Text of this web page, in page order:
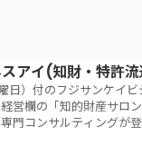
アイ(知財・特許流
）付のフジサンケイビ
営欄の「知的財産サロ
門コンサルティングが